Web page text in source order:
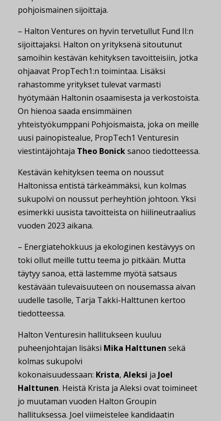
pohjoismainen sijoittaja.
– Halton Ventures on hyvin tervetullut Fund II:n
sijoittajaksi. Halton on yrityksenä sitoutunut
samoihin kestävän kehityksen tavoitteisiin, jotka
ohjaavat PropTech1:n toimintaa. Lisäksi
rahastomme yritykset tulevat varmasti
hyötymään Haltonin osaamisesta ja verkostoista.
On hienoa saada ensimmäinen
yhteistyökumppani Pohjoismaista, joka on meille
uusi painopistealue, PropTech1 Venturesin
viestintäjohtaja Theo Bonicksanoo tiedotteessa.
Kestävän kehityksen teema on noussut
Haltonissa entistä tärkeämmäksi, kun kolmas
sukupolvi on noussut perheyhtiön johtoon. Yksi
esimerkki uusista tavoitteista on hiilineutraalius
vuoden 2023 aikana.
– Energiatehokkuus ja ekologinen kestävyys on
toki ollut meille tuttu teema jo pitkään. Mutta
täytyy sanoa, että lastemme myötä satsaus
kestävään tulevaisuuteen on nousemassa aivan
uudelle tasolle, Tarja Takki-Halttunen kertoo
tiedotteessa.
Halton Venturesin hallitukseen kuuluu
puheenjohtajan lisäksi Mika Halttunen sekä
kolmas sukupolvi
kokonaisuudessaan: Krista, Aleksi ja Joel
Halttunen. Heistä Krista ja Aleksi ovat toimineet
jo muutaman vuoden Halton Groupin
hallituksessa. Joel viimeistelee kandidaatin